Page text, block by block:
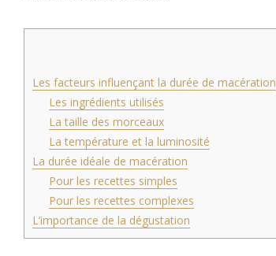
Les facteurs influençant la durée de macération
Les ingrédients utilisés
La taille des morceaux
La température et la luminosité
La durée idéale de macération
Pour les recettes simples
Pour les recettes complexes
L’importance de la dégustation